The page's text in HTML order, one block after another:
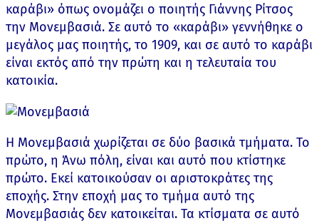
καράβι» όπως ονομάζει ο ποιητής Γιάννης Ρίτσος
την Μονεμβασιά. Σε αυτό το «καράβι» γεννήθηκε ο
μεγάλος μας ποιητής, το 1909, και σε αυτό το καράβι
είναι εκτός από την πρώτη και η τελευταία του
κατοικία.
Η Μονεμβασιά χωρίζεται σε δύο βασικά τμήματα. Το
πρώτο, η Άνω πόλη, είναι και αυτό που κτίστηκε
πρώτο. Εκεί κατοικούσαν οι αριστοκράτες της
εποχής. Στην εποχή μας το τμήμα αυτό της
Μονεμβασιάς δεν κατοικείται. Τα κτίσματα σε αυτό